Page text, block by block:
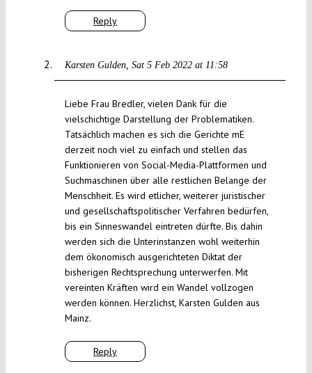
Reply
Karsten Gulden Sat 5 Feb 2022 at 11:58
Reply
Liebe Frau Bredler, vielen Dank für die
vielschichtige Darstellung der Problematiken.
Tatsächlich machen es sich die Gerichte mE
derzeit noch viel zu einfach und stellen das
Funktionieren von Social-Media-Plattformen und
Suchmaschinen über alle restlichen Belange der
Menschheit. Es wird etlicher, weiterer juristischer
und gesellschaftspolitischer Verfahren bedürfen,
bis ein Sinneswandel eintreten dürfte. Bis dahin
werden sich die Unterinstanzen wohl weiterhin
dem ökonomisch ausgerichteten Diktat der
bisherigen Rechtsprechung unterwerfen. Mit
vereinten Kräften wird ein Wandel vollzogen
werden können. Herzlichst, Karsten Gulden aus
Mainz.